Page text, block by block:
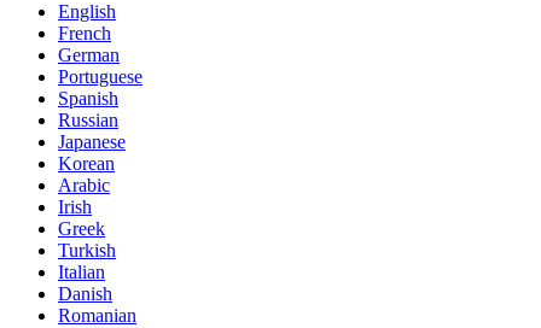
English
French
German
Portuguese
Spanish
Russian
Japanese
Korean
Arabic
Irish
Greek
Turkish
Italian
Danish
Romanian